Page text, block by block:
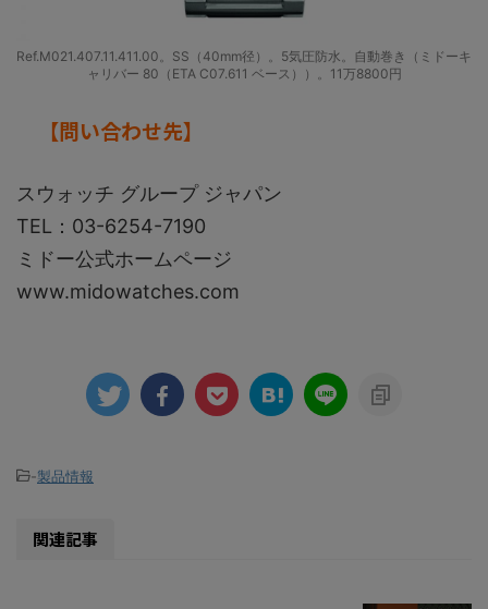
Ref.M021.407.11.411.00。SS（40mm径）。5気圧防水。自動巻き（ミドーキ
ャリバー 80（ETA C07.611 ベース））。11万8800円
【問い合わせ先】
スウォッチ グループ ジャパン
TEL：03-6254-7190
ミドー公式ホームページ
www.midowatches.com
-製品情報
関連記事